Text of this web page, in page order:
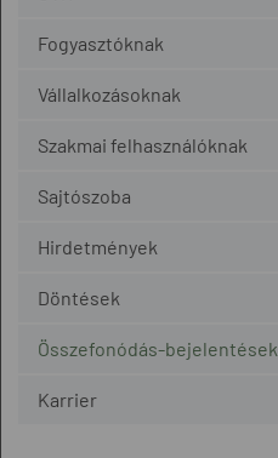
Fogyasztóknak
Vállalkozásoknak
Szakmai felhasználóknak
Sajtószoba
Hirdetmények
Döntések
Összefonódás-bejelentések
Karrier